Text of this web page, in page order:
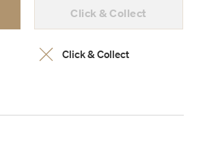
Click & Collect
Click & Collect